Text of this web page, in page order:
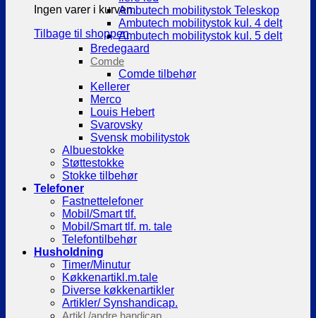
Ingen varer i kurven.
Tilbage til shoppen
Ambutech mobilitystok Teleskop
Ambutech mobilitystok kul. 4 delt
Ambutech mobilitystok kul. 5 delt
Bredegaard
Comde
Comde tilbehør
Kellerer
Merco
Louis Hebert
Svarovsky
Svensk mobilitystok
Albuestokke
Støttestokke
Stokke tilbehør
Telefoner
Fastnettelefoner
Mobil/Smart tlf.
Mobil/Smart tlf. m. tale
Telefontilbehør
Husholdning
Timer/Minutur
Køkkenartikl.m.tale
Diverse køkkenartikler
Artikler/ Synshandicap.
Artikl./andre handicap